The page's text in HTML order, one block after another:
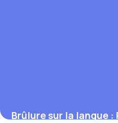
Brûlure sur la langue :